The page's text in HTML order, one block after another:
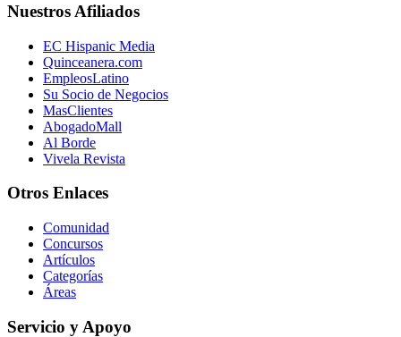
Nuestros Afiliados
EC Hispanic Media
Quinceanera.com
EmpleosLatino
Su Socio de Negocios
MasClientes
AbogadoMall
Al Borde
Vivela Revista
Otros Enlaces
Comunidad
Concursos
Artículos
Categorías
Áreas
Servicio y Apoyo